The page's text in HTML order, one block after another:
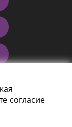
согласие